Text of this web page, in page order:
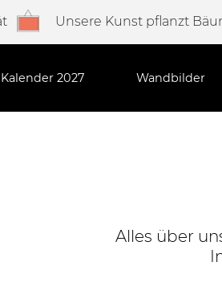
Unsere Kunst pflanzt
Kalender 2027 Wandbilder
Alles über